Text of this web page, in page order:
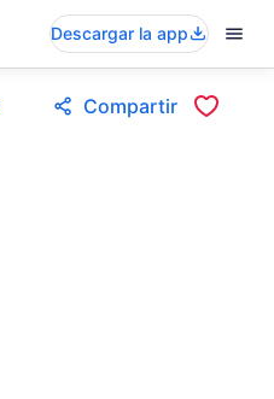
Descargar la app
Compartir